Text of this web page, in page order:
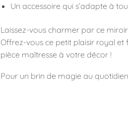
Un accessoire qui s’adapte à
Laissez-vous charmer par ce
Offrez-vous ce petit plaisir royal et
pièce maîtresse à votre décor !
Pour un brin de magie au